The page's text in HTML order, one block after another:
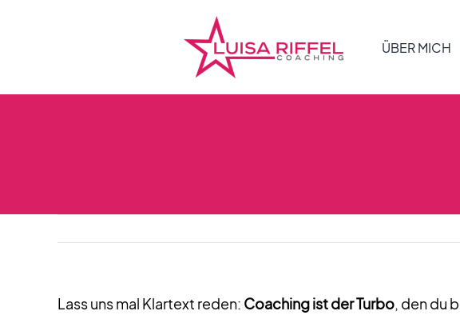
ÜBER MICH
Lass uns mal Klartext reden: Coaching ist der Turbo, den du